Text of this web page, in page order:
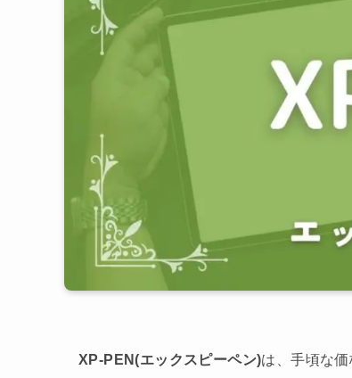
XP-PEN(エックスピーペン)は、手頃な